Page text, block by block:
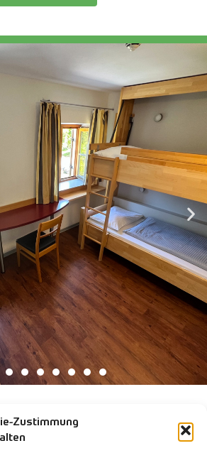
Zustimmung
sind einfach aber funktional